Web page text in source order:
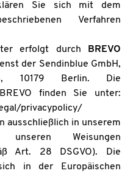
Sie sich mit dem
Verfahren
erfolgt durch BREVO
der Sendinblue GmbH,
10179 Berlin. Die
finden Sie unter:
privacypolicy/
ausschließlich in unserem
Weisungen
Art. 28 DSGVO). Die
in der Europäischen